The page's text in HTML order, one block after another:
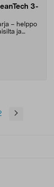
3-
– helppo
ja